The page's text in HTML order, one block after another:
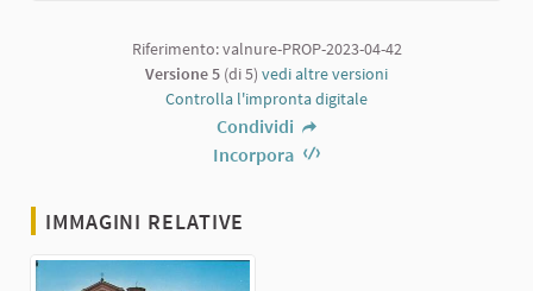
Riferimento: valnure-PROP-2023-04-42
Versione 5 (di 5) vedi altre versioni
Controlla l'impronta digitale
Condividi
Incorpora
IMMAGINI RELATIVE